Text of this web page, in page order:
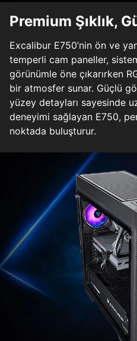
Premium Şıklık,
Excalibur E750’nin ön ve
temperli cam paneller,
görünümle öne çıkarırken
bir atmosfer sunar. Güçlü
yüzey detayları sayesinde
deneyimi sağlayan E750,
noktada buluşturur.